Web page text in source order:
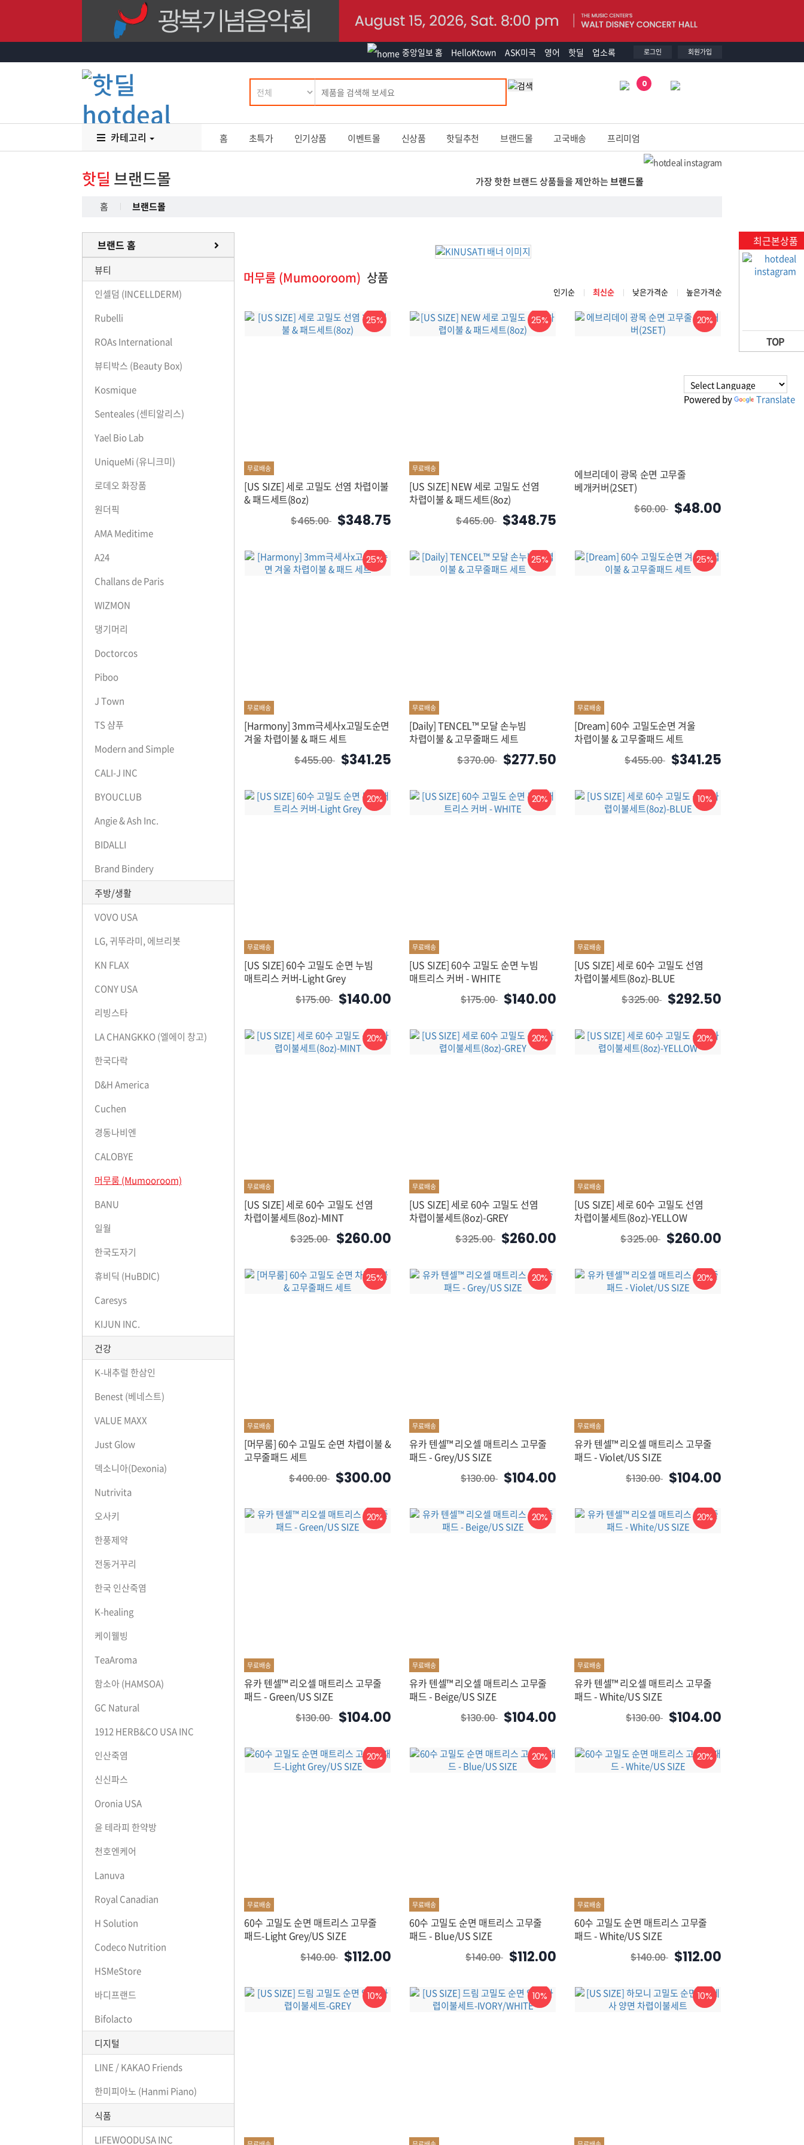
중앙일보 홈 HelloKtown ASK미국 영어 핫딜 업소록 로그인 회원가입
Powered by Translate
0
카테고리 홈 초특가 인기상품 이벤트몰 신상품 핫딜추천 브랜드몰 고국배송 프리미엄
핫딜 브랜드몰 가장 핫한 브랜드 상품들을 제안하는브랜드몰
홈
브랜드몰
브랜드 홈
뷰티
인셀덤 (INCELLDERM)
Rubelli
ROAs International
뷰티박스 (Beauty Box)
Kosmique
Senteales (센티알리스)
Yael Bio Lab
UniqueMi (유니크미)
로데오 화장품
원더픽
AMA Meditime
A24
Challans de Paris
WIZMON
댕기머리
Doctorcos
Piboo
J Town
TS 샴푸
Modern and Simple
CALI-J INC
BYOUCLUB
Angie & Ash Inc.
BIDALLI
Brand Bindery
주방/생활
VOVO USA
LG, 귀뚜라미, 에브리봇
KN FLAX
CONY USA
리빙스타
LA CHANGKKO (엘에이 창고)
한국다락
D&H America
Cuchen
경동나비엔
CALOBYE
머무룸 (Mumooroom)
BANU
일월
한국도자기
휴비딕 (HuBDIC)
Caresys
KIJUN INC.
건강
K-내추럴 한삼인
Benest (베네스트)
VALUE MAXX
Just Glow
덱소니아(Dexonia)
Nutrivita
오사키
한풍제약
전동거꾸리
한국 인산죽염
K-healing
케이웰빙
TeaAroma
함소아 (HAMSOA)
GC Natural
1912 HERB&CO USA INC
인산죽염
신신파스
Oronia USA
윤 테라피 한약방
천호엔케어
Lanuva
Royal Canadian
H Solution
Codeco Nutrition
HSMeStore
바디프랜드
Bifolacto
디지털
LINE / KAKAO Friends
한미피아노 (Hanmi Piano)
식품
LIFEWOODUSA INC
머무룸 (Mumooroom) 상품
인기순 최신순 낮은가격순 높은가격순
25%
무료배송
[US SIZE] 세로 고밀도 선염 차렵이불
& 패드세트(8oz)
$465.00 $348.75
25%
무료배송
[US SIZE] NEW 세로 고밀도 선염
차렵이불 & 패드세트(8oz)
$465.00 $348.75
20%
에브리데이 광목 순면 고무줄
베개커버(2SET)
$60.00 $48.00
25%
무료배송
[Harmony] 3mm극세사x고밀도순면
겨울 차렵이불 & 패드 세트
$455.00 $341.25
25%
무료배송
[Daily] TENCEL™ 모달 손누빔
차렵이불 & 고무줄패드 세트
$370.00 $277.50
25%
무료배송
[Dream] 60수 고밀도순면 겨울
차렵이불 & 고무줄패드 세트
$455.00 $341.25
20%
무료배송
[US SIZE] 60수 고밀도 순면 누빔
매트리스 커버-Light Grey
$175.00 $140.00
20%
무료배송
[US SIZE] 60수 고밀도 순면 누빔
매트리스 커버 - WHITE
$175.00 $140.00
10%
무료배송
[US SIZE] 세로 60수 고밀도 선염
차렵이불세트(8oz)-BLUE
$325.00 $292.50
20%
무료배송
[US SIZE] 세로 60수 고밀도 선염
차렵이불세트(8oz)-MINT
$325.00 $260.00
20%
무료배송
[US SIZE] 세로 60수 고밀도 선염
차렵이불세트(8oz)-GREY
$325.00 $260.00
20%
무료배송
[US SIZE] 세로 60수 고밀도 선염
차렵이불세트(8oz)-YELLOW
$325.00 $260.00
25%
무료배송
[머무룸] 60수 고밀도 순면 차렵이불 &
고무줄패드 세트
$400.00 $300.00
20%
무료배송
유카 텐셀™ 리오셀 매트리스 고무줄
패드 - Grey/US SIZE
$130.00 $104.00
20%
무료배송
유카 텐셀™ 리오셀 매트리스 고무줄
패드 - Violet/US SIZE
$130.00 $104.00
20%
무료배송
유카 텐셀™ 리오셀 매트리스 고무줄
패드 - Green/US SIZE
$130.00 $104.00
20%
무료배송
유카 텐셀™ 리오셀 매트리스 고무줄
패드 - Beige/US SIZE
$130.00 $104.00
20%
무료배송
유카 텐셀™ 리오셀 매트리스 고무줄
패드 - White/US SIZE
$130.00 $104.00
20%
무료배송
60수 고밀도 순면 매트리스 고무줄
패드-Light Grey/US SIZE
$140.00 $112.00
20%
무료배송
60수 고밀도 순면 매트리스 고무줄
패드 - Blue/US SIZE
$140.00 $112.00
20%
무료배송
60수 고밀도 순면 매트리스 고무줄
패드 - White/US SIZE
$140.00 $112.00
10% 10% 10%
최근본상품
TOP